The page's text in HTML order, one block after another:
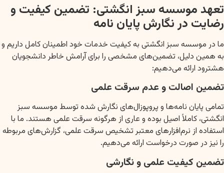
تعهد موسسه سبز انگشتی: تضمین کیفیت و
رضایت در نگارش پایان نامه
ما در موسسه سبز انگشتی به کیفیت خدمات خود اطمینان کامل داریم و
به همین دلیل، تضمین‌های مشخصی را برای آرامش خاطر دانشجویان
هشترود ارائه می‌دهیم:
تضمین اصالت و عدم سرقت علمی
تمامی پایان نامه‌ها و پروپوزال‌های نگارش شده توسط موسسه سبز
انگشتی، کاملاً اصیل بوده و عاری از هرگونه سرقت علمی هستند. ما با
استفاده از نرم‌افزارهای معتبر تشخیص سرقت علمی، گزارش‌های مربوطه
را نیز در صورت درخواست ارائه می‌دهیم.
تضمین کیفیت علمی و نگارشی